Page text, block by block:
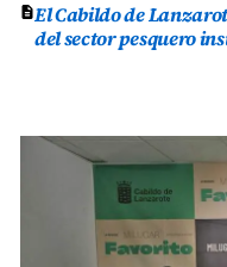
El Cabildo de
del sector pesquero